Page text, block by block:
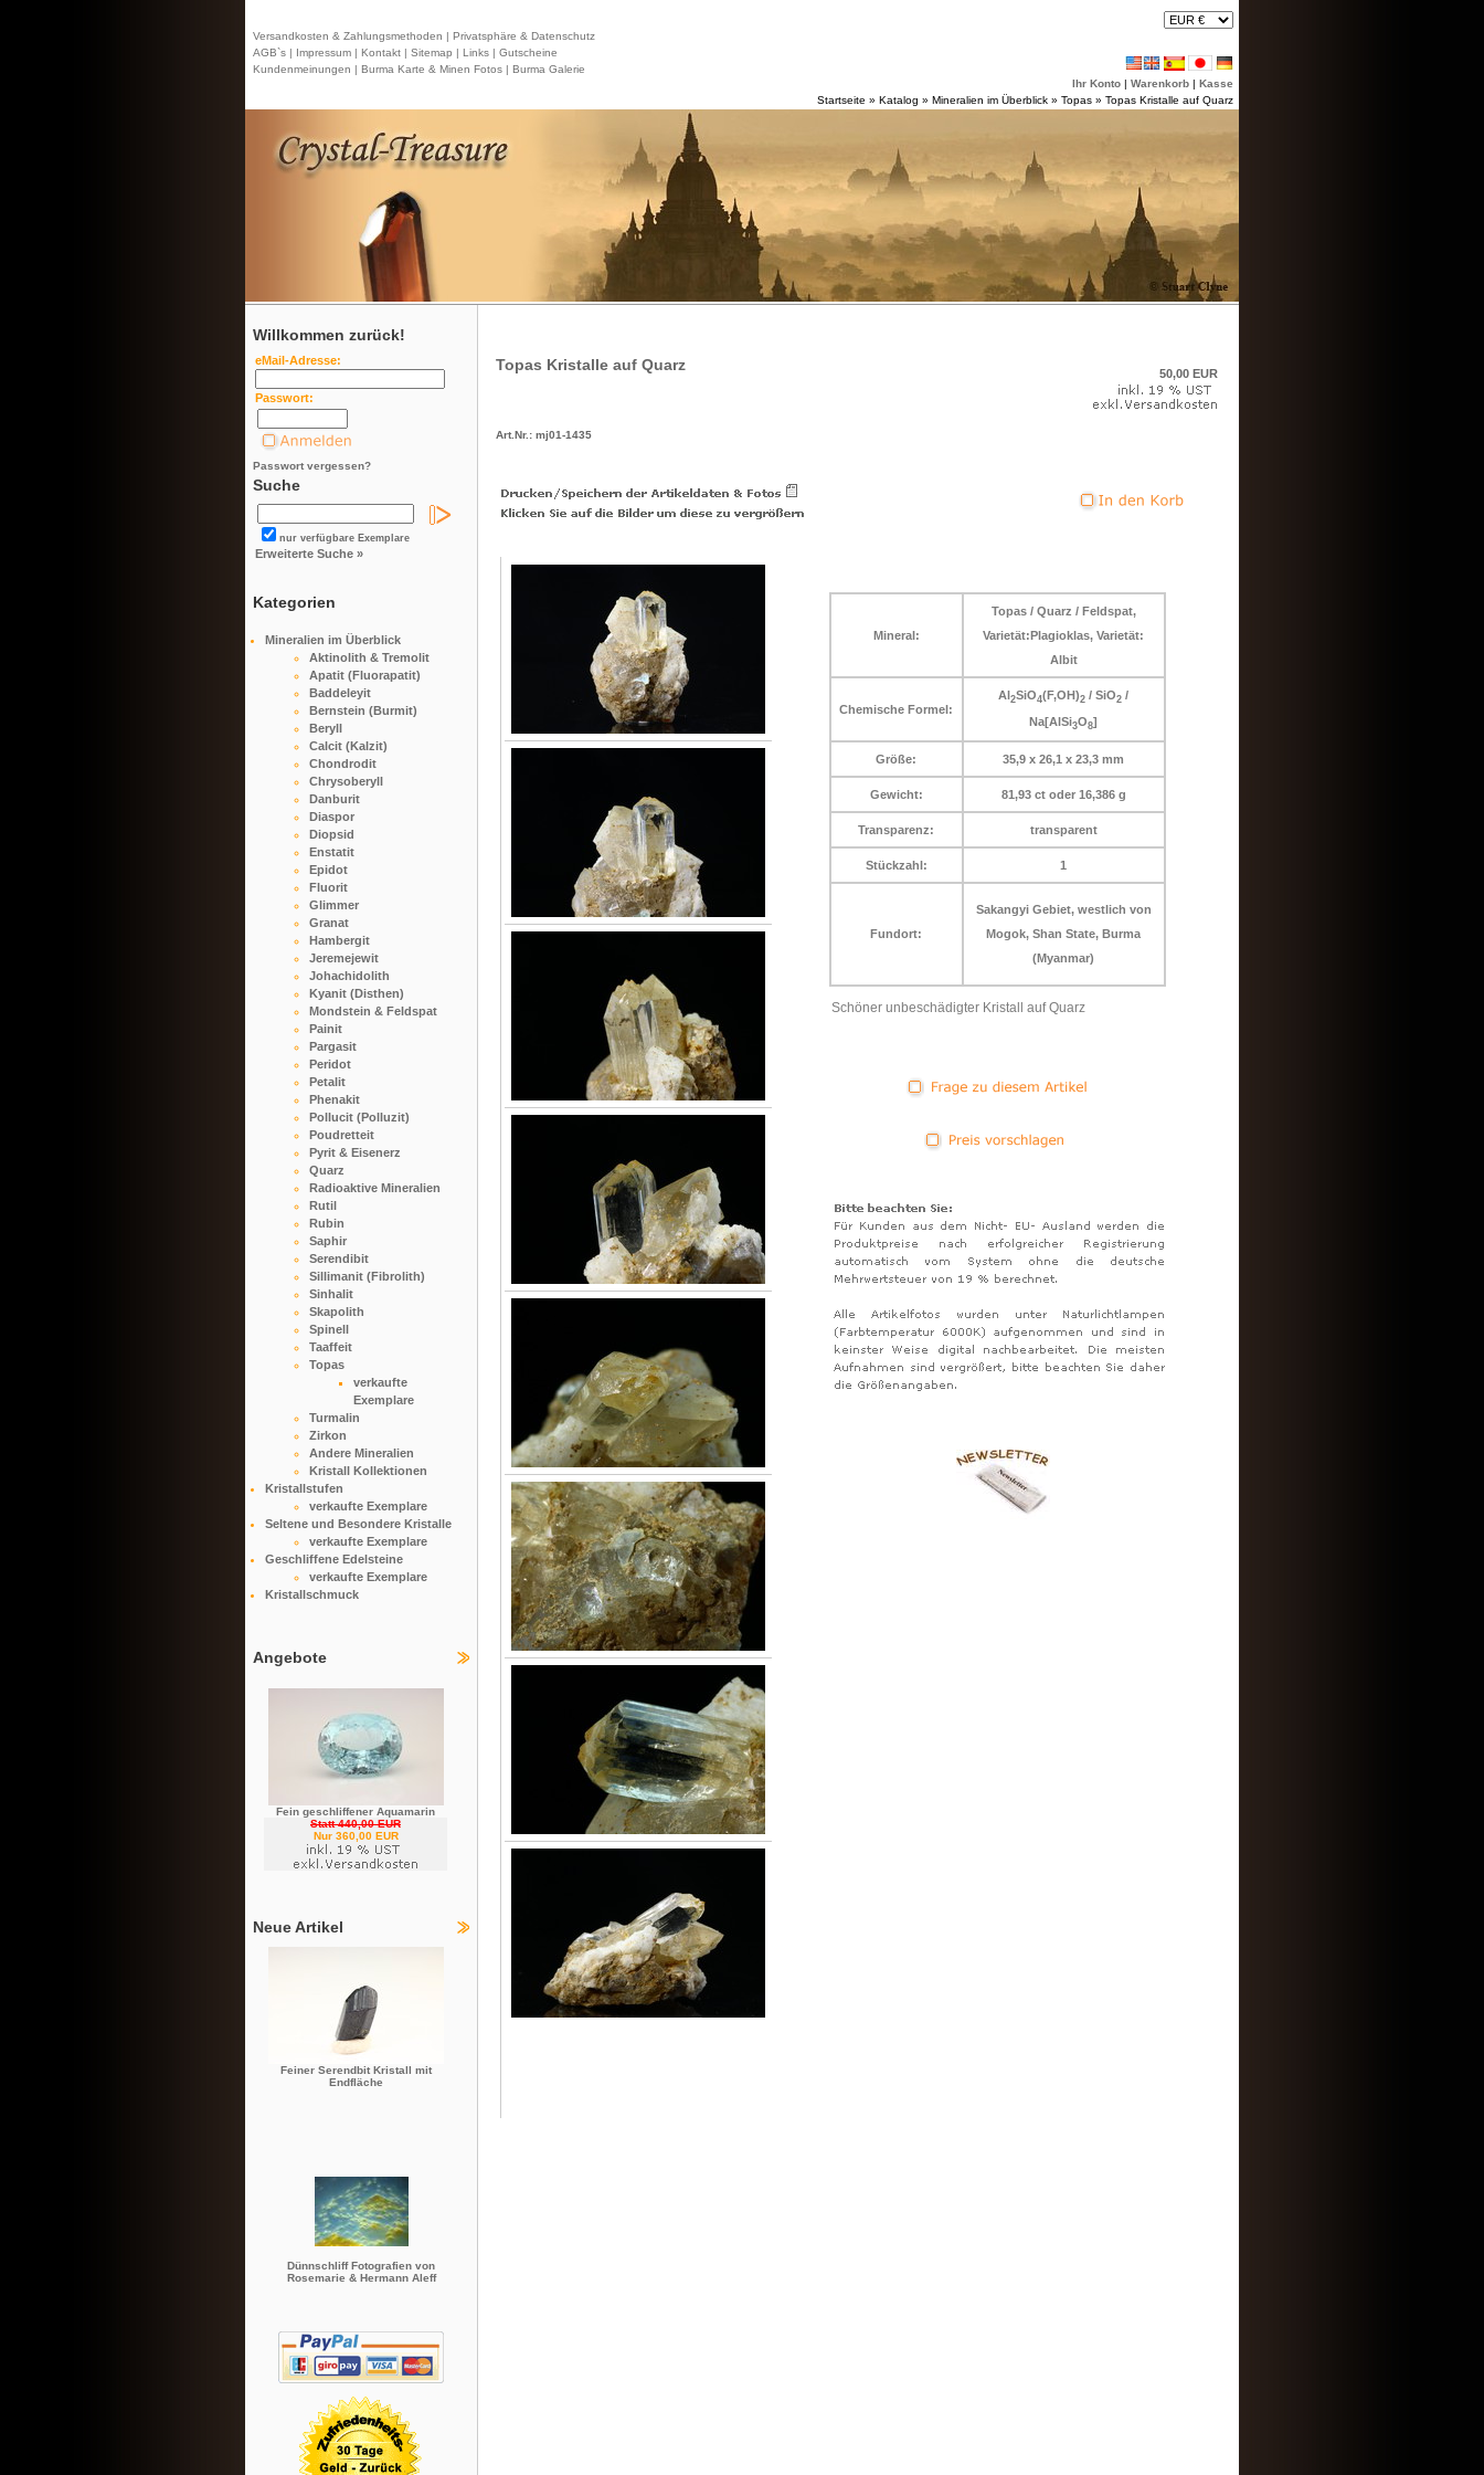
Versandkosten & Zahlungsmethoden | Privatsphäre & Datenschutz
AGB`s | Impressum | Kontakt | Sitemap | Links | Gutscheine
Kundenmeinungen | Burma Karte & Minen Fotos | Burma Galerie
Ihr Konto | Warenkorb | Kasse
Startseite » Katalog » Mineralien im Überblick » Topas » Topas Kristalle auf Quarz
Willkommen zurück!
eMail-Adresse:
Passwort:
Passwort vergessen?
Suche
nur verfügbare Exemplare
Erweiterte Suche »
Kategorien
Mineralien im Überblick
Aktinolith & Tremolit
Apatit (Fluorapatit)
Baddeleyit
Bernstein (Burmit)
Beryll
Calcit (Kalzit)
Chondrodit
Chrysoberyll
Danburit
Diaspor
Diopsid
Enstatit
Epidot
Fluorit
Glimmer
Granat
Hambergit
Jeremejewit
Johachidolith
Kyanit (Disthen)
Mondstein & Feldspat
Painit
Pargasit
Peridot
Petalit
Phenakit
Pollucit (Polluzit)
Poudretteit
Pyrit & Eisenerz
Quarz
Radioaktive Mineralien
Rutil
Rubin
Saphir
Serendibit
Sillimanit (Fibrolith)
Sinhalit
Skapolith
Spinell
Taaffeit
Topas
verkaufte
Exemplare
Turmalin
Zirkon
Andere Mineralien
Kristall Kollektionen
Kristallstufen
verkaufte Exemplare
Seltene und Besondere Kristalle
verkaufte Exemplare
Geschliffene Edelsteine
verkaufte Exemplare
Kristallschmuck
Angebote
Fein geschliffener Aquamarin
Statt 440,00 EUR
Nur 360,00 EUR
Neue Artikel
Feiner Serendbit Kristall mit
Endfläche
Dünnschliff Fotografien von
Rosemarie & Hermann Aleff
Topas Kristalle auf Quarz 50,00 EUR
Art.Nr.: mj01-1435
Mineral:
Topas / Quarz / Feldspat,
Varietät:Plagioklas, Varietät:
Albit
Chemische Formel:
Al2SiO4(F,OH)2 / SiO2 /
Na[AlSi3O8]
Größe: 35,9 x 26,1 x 23,3 mm
Gewicht: 81,93 ct oder 16,386 g
Transparenz: transparent
Stückzahl: 1
Fundort:
Sakangyi Gebiet, westlich von
Mogok, Shan State, Burma
(Myanmar)
Schöner unbeschädigter Kristall auf Quarz